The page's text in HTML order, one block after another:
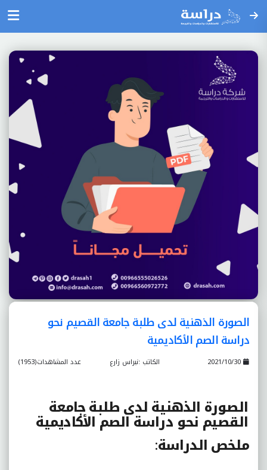
الصورة الذهنية لدى طلبة جامعة القصيم نحو
دراسة الصم الأکاديمية
عدد المشاهدات(1953) الكاتب :نبراس زارع
الصورة الذهنية لدى طلبة جامعة
القصيم نحو دراسة الصم الأکاديمية
ملخص الدراسة: